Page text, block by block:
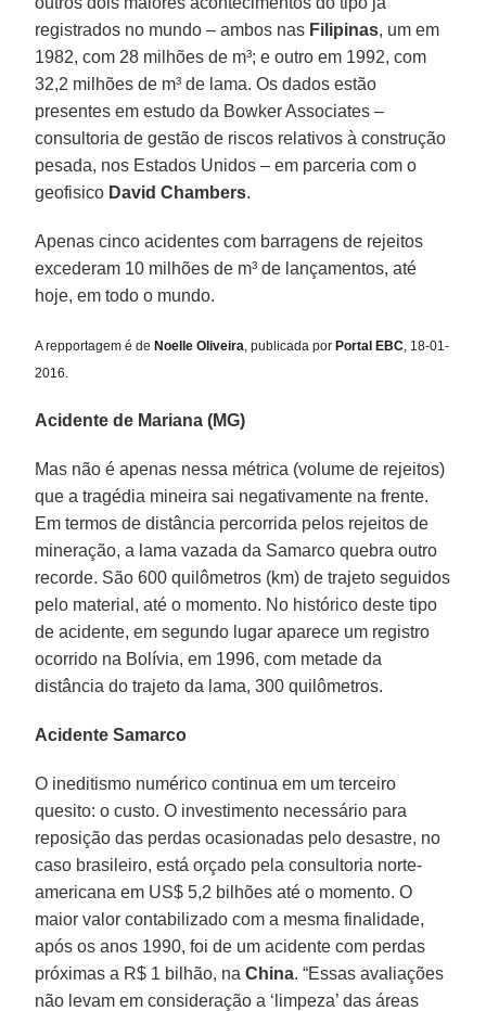
registrados no mundo – ambos nas Filipinas, um em
1982, com 28 milhões de m³; e outro em 1992, com
32,2 milhões de m³ de lama. Os dados estão
presentes em estudo da Bowker Associates –
consultoria de gestão de riscos relativos à construção
pesada, nos Estados Unidos – em parceria com o
geofisico David Chambers.
Apenas cinco acidentes com barragens de rejeitos
excederam 10 milhões de m³ de lançamentos, até
hoje, em todo o mundo.
A repportagem é deNoelle Oliveira , publicada por Portal EBC , 18-01-
2016.
Acidente de Mariana (MG)
Mas não é apenas nessa métrica (volume de rejeitos)
que a tragédia mineira sai negativamente na frente.
Em termos de distância percorrida pelos rejeitos de
mineração, a lama vazada da Samarco quebra outro
recorde. São 600 quilômetros (km) de trajeto seguidos
pelo material, até o momento. No histórico deste tipo
de acidente, em segundo lugar aparece um registro
ocorrido na Bolívia, em 1996, com metade da
distância do trajeto da lama, 300 quilômetros.
Acidente Samarco
O ineditismo numérico continua em um terceiro
quesito: o custo. O investimento necessário para
reposição das perdas ocasionadas pelo desastre, no
caso brasileiro, está orçado pela consultoria norte-
americana em US$ 5,2 bilhões até o momento. O
maior valor contabilizado com a mesma finalidade,
após os anos 1990, foi de um acidente com perdas
próximas a R$ 1 bilhão, naChina. “Essas avaliações
não levam em consideração a ‘limpeza’ das áreas